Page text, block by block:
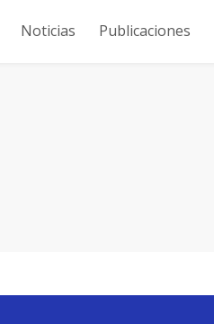
Noticias Publicaciones